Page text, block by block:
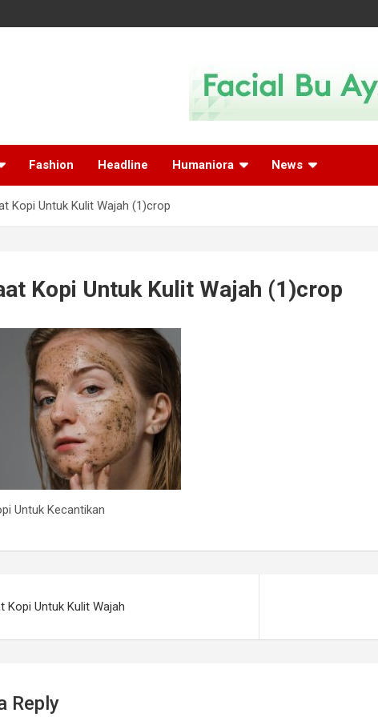
Fashion Headline Humaniora News
Kopi Untuk Kulit Wajah (1)crop
Kopi Untuk Kulit Wajah (1)crop
Untuk Kecantikan
Kopi Untuk Kulit Wajah
Reply